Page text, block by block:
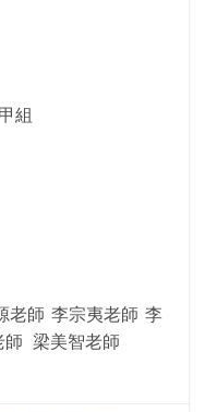
組
老師 李宗夷老師 李
梁美智老師